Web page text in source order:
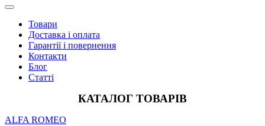
Товари
Доставка і оплата
Гарантії і повернення
Контакти
Блог
Статті
КАТАЛОГ ТОВАРІВ
ALFA ROMEO